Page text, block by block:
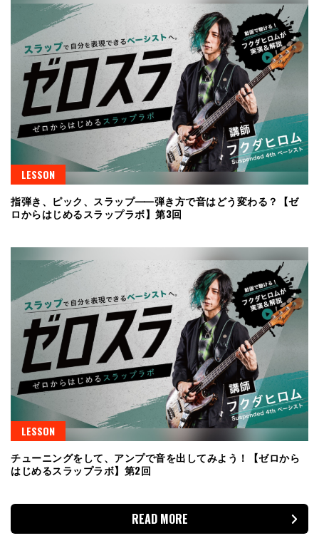
LESSON
指弾き、ピック、スラップ⸺弾き方で音はどう変わる？【ゼ
ロからはじめるスラップラボ】第3回
LESSON
チューニングをして、アンプで音を出してみよう！【ゼロから
はじめるスラップラボ】第2回
READ MORE